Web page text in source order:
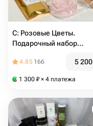
С: Розовые Цветы.
Подарочный набор
4.85 166 5 200
1 300 ₽ × 4 платежа